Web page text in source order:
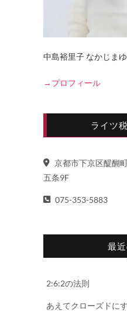
中島裕里子 なかじまゆ
→プロフィール
ライツ
京都市下京区醍醐
五条9F
075-353-5883
最
2:6:2の法則
あえてクローズドに